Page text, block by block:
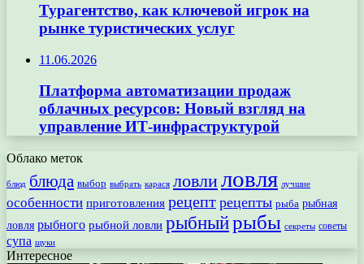
Турагентство, как ключевой игрок на
рынке туристических услуг
11.06.2026
Платформа автоматизации продаж
облачных ресурсов: Новый взгляд на
управление ИТ-инфраструктурой
Облако меток
блюд блюда выбор выбрать карася ловлиловля лучшие
особенности приготовления рецепт рецепты рыба рыбная
ловля рыбного рыбной ловли рыбныйрыбы секреты советы
супа щуки
Интересное